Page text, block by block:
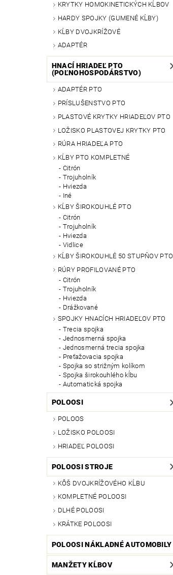
KRYTKY HOMOKINETICKÝCH KĹBOV
HARDY SPOJKY (GUMENÉ KĹBY)
KĹBY DVOJKRÍŽOVÉ
ADAPTÉR
HNACÍ HRIADEĽ PTO
(POĽNOHOSPODÁRSTVO)
ADAPTÉR PTO
PRÍSLUŠENSTVO PTO
PLASTOVÉ KRYTKY HRIADEĽOV PTO
LOŽISKO PLASTOVEJ KRYTKY PTO
RÚRA HRIADEĽA PTO
KĹBY PTO KOMPLETNÉ
Citrón
Trojuholník
Hviezda
Iné
KĹBY ŠIROKOUHLÉ PTO
Citrón
Trojuholník
Hviezda
Vidlice
KĹBY ŠIROKOUHLÉ 50 STUPŇOV PTO
RÚRY PROFILOVANÉ PTO
Citrón
Trojuholník
Hviezda
Drážkované
SPOJKY HNACÍCH HRIADEĽOV PTO
Trecia spojka
Jednosmerná spojka
Jednosmerná trecia spojka
Preťažovacia spojka
Spojka so strižným kolíkom
Spojka širokouhlého kĺbu
Automatická spojka
POLOOSI
POLOOS
LOŽISKO POLOOSI
HRIADEĽ POLOOSI
POLOOSI STROJE
KÔŠ DVOJKRÍŽOVÉHO KĹBU
KOMPLETNÉ POLOOSI
DLHÉ POLOOSI
KRÁTKE POLOOSI
POLOOSI NÁKLADNÉ AUTOMOBILY
MANŽETY KĹBOV